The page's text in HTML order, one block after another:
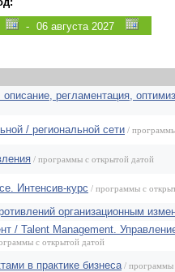
(HR)
сервис
этикет
-
регламентация,
/ региональной сети /
/ программы с открытой датой
Интенсив-курс / программы с
организационным
/ Talent Management.
с открытой датой
в практике бизнеса / программы